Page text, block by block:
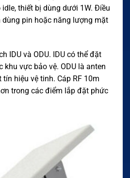
idle, thiết bị dùng dưới 1W. Điều
pin hoặc năng lượng mặt
IDU và ODU. IDU có thể đặt
khu vực bảo vệ. ODU là anten
hiệu vệ tinh. Cáp RF 10m
trong các điểm lắp đặt phức